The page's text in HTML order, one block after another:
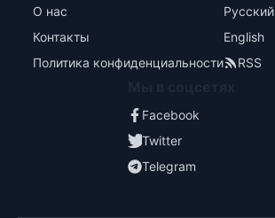
О нас
Контакты
Политика конфиденциальности
Русский
English
RSS
Facebook
Twitter
Telegram